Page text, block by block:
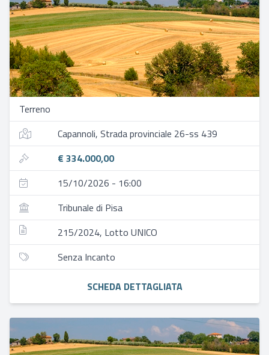
Terreno
Capannoli, Strada provinciale 26-ss 439
€ 334.000,00
15/10/2026 - 16:00
Tribunale di Pisa
215/2024, Lotto UNICO
Senza Incanto
SCHEDA DETTAGLIATA